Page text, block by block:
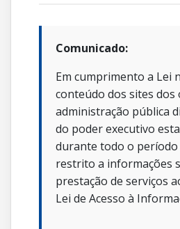
Comunicado:
Em cumprimento a Lei
conteúdo dos sites dos
administração pública
do poder executivo
durante todo o
restrito a informações
prestação de serviços
Lei de Acesso à